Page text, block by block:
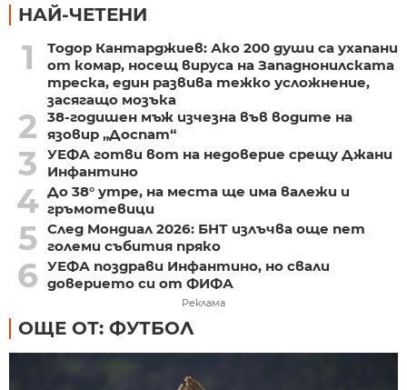
НАЙ-ЧЕТЕНИ
1
Тодор Кантарджиев: Ако 200 души са ухапани
от комар, носещ вируса на Западнонилската
треска, един развива тежко усложнение,
засягащо мозъка
2
38-годишен мъж изчезна във водите на
язовир „Доспат“
3
УЕФА готви вот на недоверие срещу Джани
Инфантино
4 До 38° утре, на места ще има валежи и
гръмотевици
5 След Мондиал 2026: БНТ излъчва още пет
големи събития пряко
6 УЕФА поздрави Инфантино, но свали
доверието си от ФИФА
Реклама
ОЩЕ ОТ: ФУТБОЛ